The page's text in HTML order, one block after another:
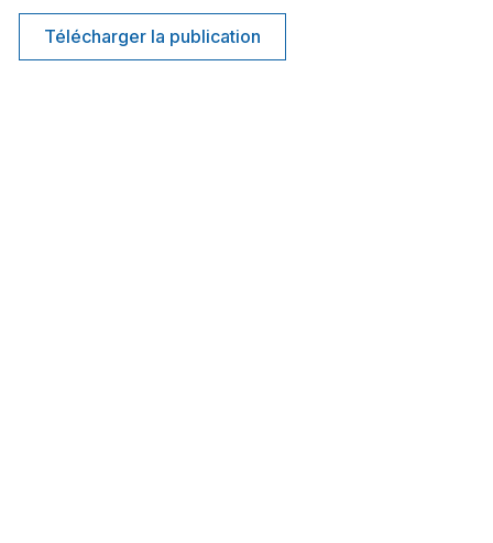
Télécharger la publication